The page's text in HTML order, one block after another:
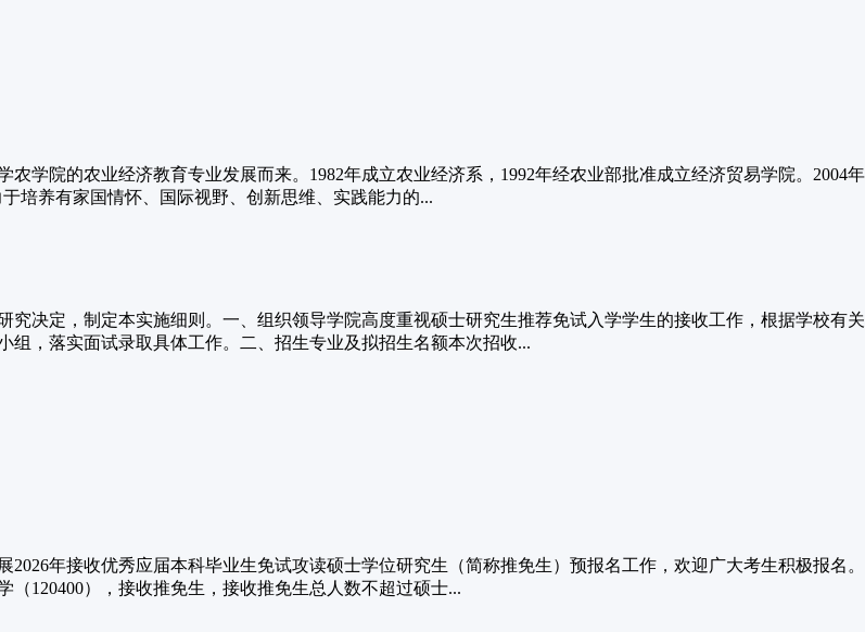
学院的农业经济教育专业发展而来。1982年成立农业经济系，1992年经农业部批准成立经济贸易学院。2004年
培养有家国情怀、国际视野、创新思维、实践能力的...
决定，制定本实施细则。一、组织领导学院高度重视硕士研究生推荐免试入学学生的接收工作，根据学校有关
，落实面试录取具体工作。二、招生专业及拟招生名额本次招收...
年接收优秀应届本科毕业生免试攻读硕士学位研究生（简称推免生）预报名工作，欢迎广大考生积极报名。
120400），接收推免生，接收推免生总人数不超过硕士...